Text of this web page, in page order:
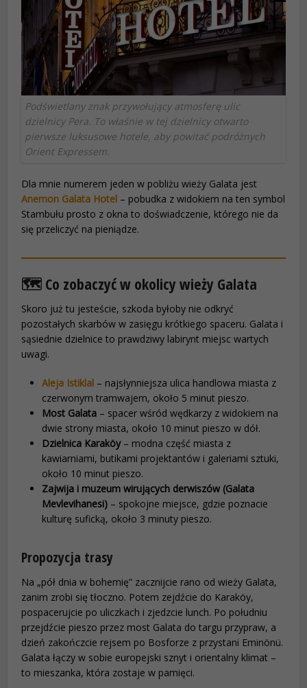
Podświetlany znak przywołujący atmosferę ulic
dzielnicy Pera. To właśnie w tej dzielnicy otwarto
pierwsze luksusowe hotele, aby powitać podróżnych
Orient Expressem.
Dla mnie numerem jeden w pobliżu wieży Galata jest
Anemon Galata Hotel – pobudka z widokiem na ten symbol
Stambułu prosto z okna to doświadczenie, którego nie da
się przeliczyć na pieniądze.
🗺️ Co zobaczyć w okolicy wieży Galata
Skoro już tu jesteście, szkoda byłoby nie odkryć
pozostałych skarbów w zasięgu krótkiego spaceru. Galata i
sąsiednie dzielnice to prawdziwy labirynt miejsc wartych
uwagi.
Aleja Istiklal – najsłynniejsza ulica handlowa miasta z
czerwonym tramwajem, około 5 minut pieszo.
Most Galata – spacer wśród wędkarzy z widokiem na
dwie strony miasta, około 10 minut pieszo w dół.
Dzielnica Karaköy– modna część miasta z
kawiarniami, butikami projektantów i galeriami sztuki,
około 10 minut pieszo.
Zajwija i muzeum wirujących derwiszów (Galata
Mevlevihanesi) – spokojne miejsce, gdzie poznacie
kulturę suficką, około 3 minuty pieszo.
Propozycja trasy
Na „pół dnia w bohemię” zacznijcie rano od wieży Galata,
zanim zrobi się tłoczno. Potem zejdźcie do Karaköy,
pospacerujcie po uliczkach i zjedzcie lunch. Po południu
przejdźcie pieszo przez most Galata do targu przypraw, a
dzień zakończcie rejsem po Bosforze z przystani Eminönü.
Galata łączy w sobie europejski sznyt i orientalny klimat –
to mieszanka, która zostaje w pamięci.